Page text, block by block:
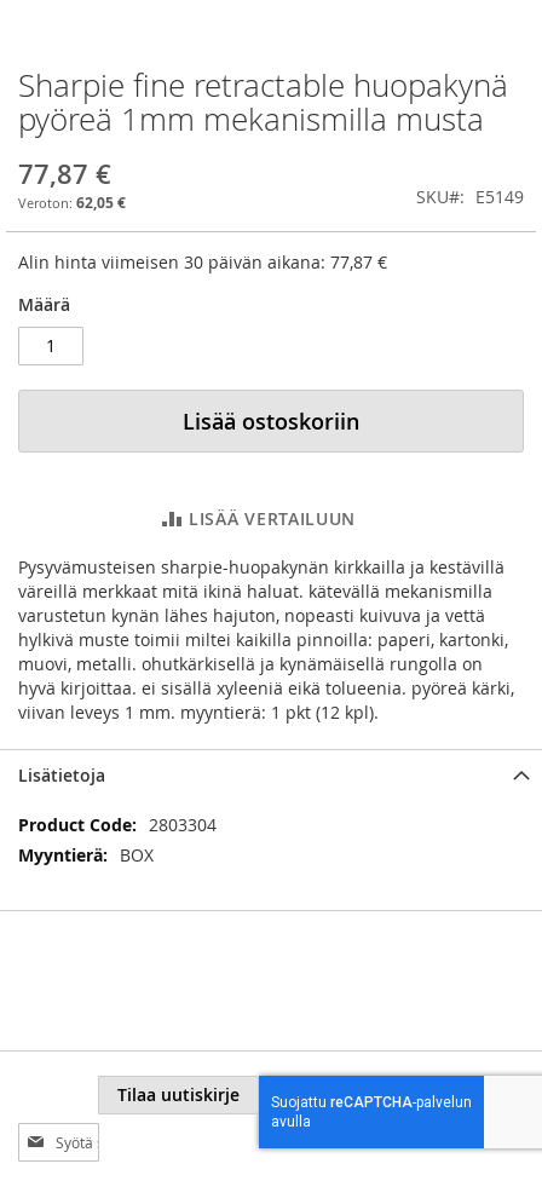
Skip
to
the
of
the
Sharpie fine retractable huopakynä
pyöreä 1mm mekanismilla musta
77,87 €
62,05 € SKU E5149
Alin hinta viimeisen 30 päivän aikana: 77,87 €
Määrä
Lisää ostoskoriin
LISÄÄ VERTAILUUN
Pysyvämusteisen sharpie-huopakynän kirkkailla ja kestävillä
väreillä merkkaat mitä ikinä haluat. kätevällä mekanismilla
varustetun kynän lähes hajuton, nopeasti kuivuva ja vettä
hylkivä muste toimii miltei kaikilla pinnoilla: paperi, kartonki,
muovi, metalli. ohutkärkisellä ja kynämäisellä rungolla on
hyvä kirjoittaa. ei sisällä xyleeniä eikä tolueenia. pyöreä kärki,
viivan leveys 1 mm. myyntierä: 1 pkt (12 kpl).
Lisätietoja
Lisätietoja
2803304
BOX
Tilaa
uutiskirjeemme:
Tilaa uutiskirje